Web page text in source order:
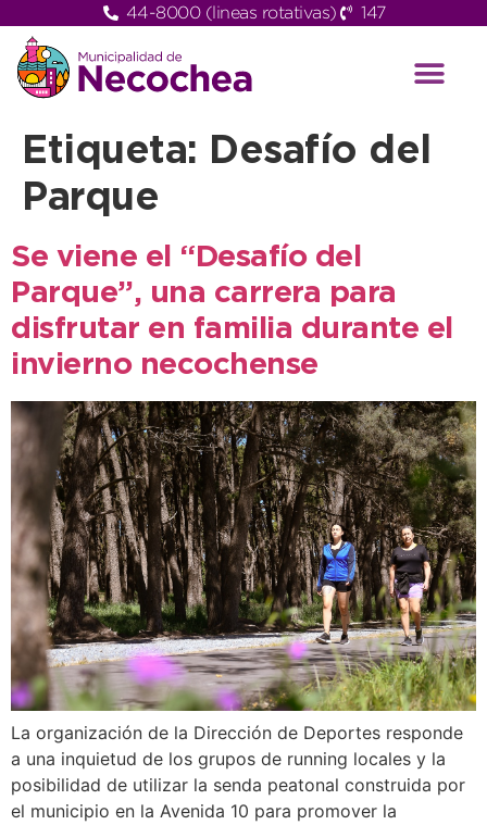
44-8000 (lineas rotativas) 147
Etiqueta:
Desafío del
Parque
Se viene el “Desafío del
Parque”, una carrera para
disfrutar en familia durante el
invierno necochense
La organización de la Dirección de Deportes responde
a una inquietud de los grupos de running locales y la
posibilidad de utilizar la senda peatonal construida por
el municipio en la Avenida 10 para promover la